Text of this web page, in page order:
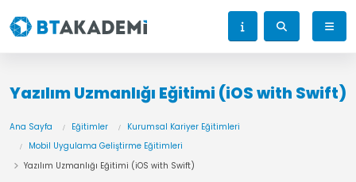
Yazılım Uzmanlığı Eğitimi (iOS with Swift)
Ana Sayfa Eğitimler
Kurumsal Kariyer Eğitimleri
Mobil Uygulama Geliştirme Eğitimleri
Yazılım Uzmanlığı Eğitimi (iOS with Swift)